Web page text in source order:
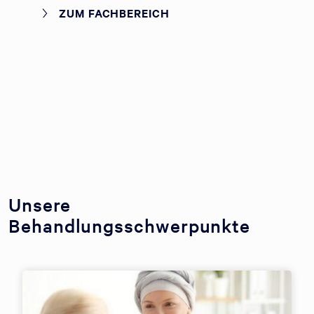
ZUM FACHBEREICH
Unsere
Behandlungsschwerpunkte